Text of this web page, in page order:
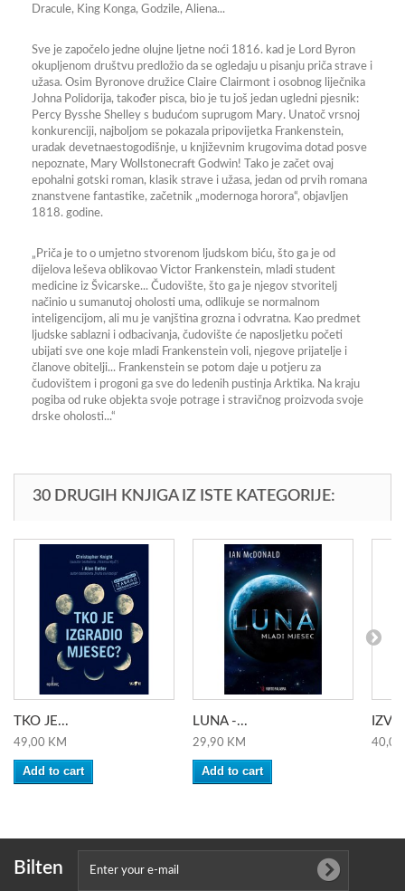
Dracule, King Konga, Godzile, Aliena...
Sve je započelo jedne olujne ljetne noći 1816. kad je Lord Byron
okupljenom društvu predložio da se ogledaju u pisanju priča strave i
užasa. Osim Byronove družice Claire Clairmont i osobnog liječnika
Johna Polidorija, također pisca, bio je tu još jedan ugledni pjesnik:
Percy Bysshe Shelley s budućom suprugom Mary. Unatoč vrsnoj
konkurenciji, najboljom se pokazala pripovijetka Frankenstein,
uradak devetnaestogodišnje, u književnim krugovima dotad posve
nepoznate, Mary Wollstonecraft Godwin! Tako je začet ovaj
epohalni gotski roman, klasik strave i užasa, jedan od prvih romana
znanstvene fantastike, začetnik „modernoga horora“, objavljen
1818. godine.
„Priča je to o umjetno stvorenom ljudskom biću, što ga je od
dijelova leševa oblikovao Victor Frankenstein, mladi student
medicine iz Švicarske... Čudovište, što ga je njegov stvoritelj
načinio u sumanutoj oholosti uma, odlikuje se normalnom
inteligencijom, ali mu je vanjština grozna i odvratna. Kao predmet
ljudske sablazni i odbacivanja, čudovište će naposljetku početi
ubijati sve one koje mladi Frankenstein voli, njegove prijatelje i
članove obitelji... Frankenstein se potom daje u potjeru za
čudovištem i progoni ga sve do ledenih pustinja Arktika. Na kraju
pogiba od ruke objekta svoje potrage i stravičnog proizvoda svoje
drske oholosti...“
30 DRUGIH KNJIGA IZ ISTE KATEGORIJE:
TKO JE...
49,00 KM
Add to cart
LUNA -...
29,90 KM
Add to cart
40,00
Bilten